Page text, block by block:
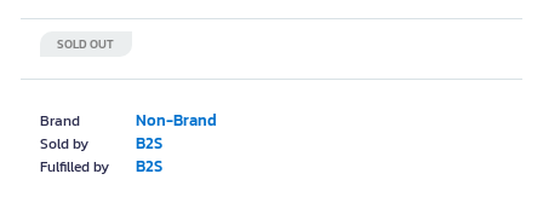
Brand Non-Brand
Sold by B2S
Fulfilled by B2S
SOLD OUT